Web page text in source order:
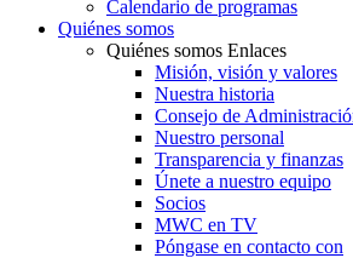
Calendario de programas
Quiénes somos
Quiénes somos Enlaces
Misión, visión y valores
Nuestra historia
Consejo de
Nuestro personal
Transparencia y finanzas
Únete a nuestro equipo
Socios
MWC en TV
Póngase en contacto con